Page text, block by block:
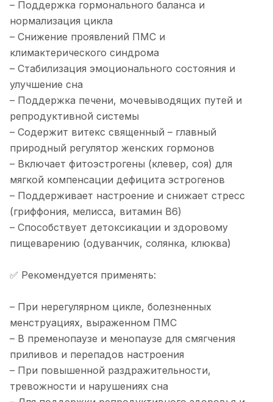
– Поддержка гормонального баланса и
нормализация цикла
– Снижение проявлений ПМС и
климактерического синдрома
– Стабилизация эмоционального состояния и
улучшение сна
– Поддержка печени, мочевыводящих путей и
репродуктивной системы
– Содержит витекс священный – главный
природный регулятор женских гормонов
– Включает фитоэстрогены (клевер, соя) для
мягкой компенсации дефицита эстрогенов
– Поддерживает настроение и снижает стресс
(гриффония, мелисса, витамин B6)
– Способствует детоксикации и здоровому
пищеварению (одуванчик, солянка, клюква)
✅ Рекомендуется применять:
– При нерегулярном цикле, болезненных
менструациях, выраженном ПМС
– В пременопаузе и менопаузе для смягчения
приливов и перепадов настроения
– При повышенной раздражительности,
тревожности и нарушениях сна